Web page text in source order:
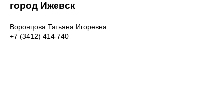
город Ижевск
Воронцова Татьяна Игоревна
+7 (3412) 414-740